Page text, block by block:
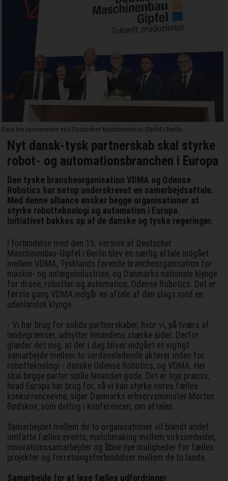
Foto fra ceremonien ved Deutscher Maschinenbau-Gipfel i Berlin.
Nyt dansk-tysk partnerskab skal styrke
robot- og automationsbranchen i Europa
Den tyske brancheorganisation VDMA og Odense
Robotics har netop underskrevet en samarbejdsaftale.
Med denne alliance ønsker begge organisationer at
styrke robotteknologi og automation i Europa.
Initiativet bakkes op af de danske og tyske regeringer.
I forbindelse med den 15. version af Deutscher
Maschinenbau-Gipfel i Berlin blev en særlig aftale indgået
mellem VDMA, Tysklands førende brancheorganisation for
maskin- og anlægsindustrien, og Danmarks nationale klynge
for drone, robotter og automation, Odense Robotics. Det er
første gang VDMA indgår en aftale af den slags med en
udenlandsk klynge.
- Vi har brug for solide partnerskaber, hvor vi, på tværs af
landegrænser, udnytter hinandens stærke sider. Derfor
glæder det mig, at der i dag bliver indgået et vigtigt
samarbejde mellem to verdensledende aktører inden for
robotteknologi - danske Odense Robotics, og VDMA. Her
skal begge parter spille hinanden gode. Det er lige præcis,
hvad Europa har brug for, så vi kan styrke vores fælles
konkurrenceevne, siger Danmarks erhvervsminister Morten
Bødskov, som deltog i konferencen, om aftalen.
Samarbejdet mellem de to organisationer vil blandt andet
omfatte fælles events, matchmaking mellem virksomheder,
innovationssamarbejder og åbne nye muligheder for fælles
projekter og forretningsforbindelser mellem de to lande.
Samarbejde for at løse fælles udfordringer